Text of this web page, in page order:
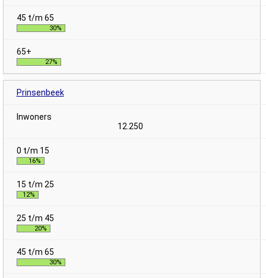
30%
27%
Prinsenbeek
12.250
16%
12%
20%
30%